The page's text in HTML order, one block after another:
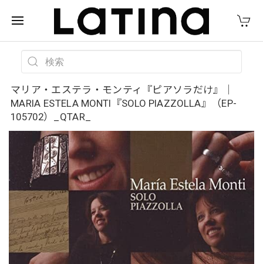
マリア・エステラ・モンティ『ピアソラだけ』｜
MARIA ESTELA MONTI『SOLO PIAZZOLLA』（EP-
105702）_QTAR_